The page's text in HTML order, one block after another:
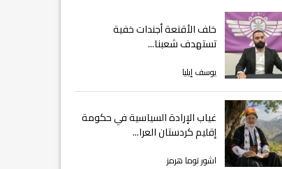
خلف الأقنعة أجندات خفية
تستهدف شعبنا...
يوسف إيليا
غياب الإرادة السياسية في حكومة
إقليم كردستان العرا...
اشور توما هرمز